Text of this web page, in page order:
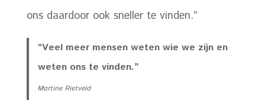
ons daardoor ook sneller te vinden.”
“Veel meer mensen weten wie we zijn en
weten ons te vinden.”
Martine Rietveld